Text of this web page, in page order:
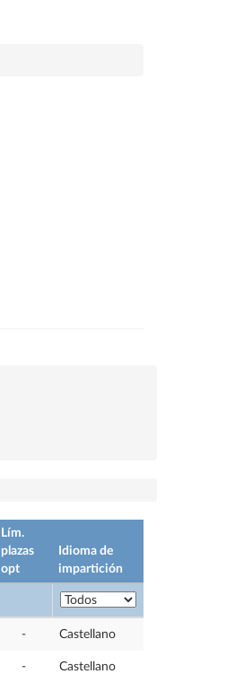
Lím.
plazas
opt
Idioma de
impartición
- Castellano
- Castellano